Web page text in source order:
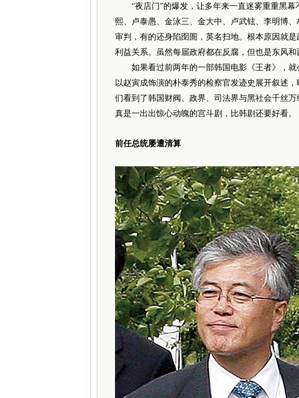
“夜店门”的爆发，让多年来一直迷雾重重黑幕
熙、卢泰愚、金泳三、金大中、卢武铉、李明博
审判，有的还身陷囹圄，英名扫地。根本原因就
利益关系。虽然每届政府都在反腐，但也是东风和
如果看过前两年的一部韩国电影《王者》，就
以赵寅成饰演的朴泰秀的检察官发迹史展开叙述
们看到了韩国财阀、政界、司法界与黑社会千丝
真是一出出惊心动魄的宫斗剧，比韩剧还要好看。
前任总统屡遭清算